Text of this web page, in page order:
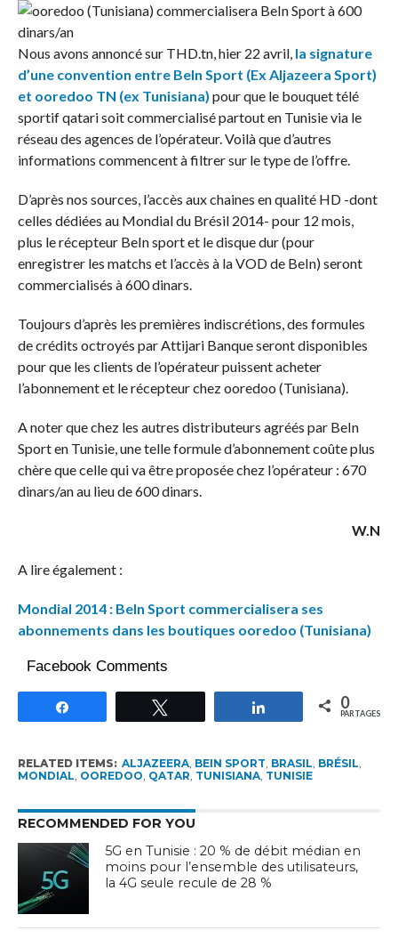
Nous avons annoncé sur THD.tn, hier 22 avril, la signature
d’une convention entre BeIn Sport (Ex Aljazeera Sport)
et ooredoo TN (ex Tunisiana) pour que le bouquet télé
sportif qatari soit commercialisé partout en Tunisie via le
réseau des agences de l’opérateur. Voilà que d’autres
informations commencent à filtrer sur le type de l’offre.
D’après nos sources, l’accès aux chaines en qualité HD -dont
celles dédiées au Mondial du Brésil 2014- pour 12 mois,
plus le récepteur BeIn sport et le disque dur (pour
enregistrer les matchs et l’accès à la VOD de BeIn) seront
commercialisés à 600 dinars.
Toujours d’après les premières indiscrétions, des formules
de crédits octroyés par Attijari Banque seront disponibles
pour que les clients de l’opérateur puissent acheter
l’abonnement et le récepteur chez ooredoo (Tunisiana).
A noter que chez les autres distributeurs agréés par BeIn
Sport en Tunisie, une telle formule d’abonnement coûte plus
chère que celle qui va être proposée chez l’opérateur : 670
dinars/an au lieu de 600 dinars.
W.N
A lire également :
Mondial 2014 : BeIn Sport commercialisera ses
abonnements dans les boutiques ooredoo (Tunisiana)
Facebook Comments
Partagez 0
PARTAGES
RELATED ITEMS: ALJAZEERA, BEIN SPORT BRASIL BRÉSIL
MONDIAL OOREDOO QATAR TUNISIANA, TUNISIE
RECOMMENDED FOR YOU
5G en Tunisie : 20 % de débit médian en
moins pour l’ensemble des utilisateurs,
la 4G seule recule de 28 %